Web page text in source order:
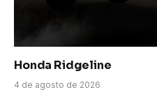
Honda Ridgeline
4 de agosto de 2026